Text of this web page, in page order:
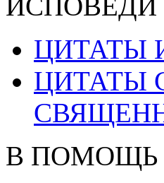
ЦИТАТЫ
ЦИТАТЫ
В